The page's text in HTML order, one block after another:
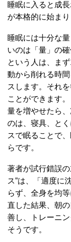
睡眠に入ると成
が本格的に始まり
睡眠には十分な
いのは「量」の
という人は、ま
動から削れる時
スします。それ
ことができます。
量を増やせたら
のは、寝具、と
スで眠ることで
らです。
著者が試行錯誤
ス”は、「適度に
らず、全身を均
直した結果、朝
善し、トレーニ
そうです。